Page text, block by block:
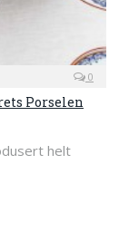
0
Porselen
helt